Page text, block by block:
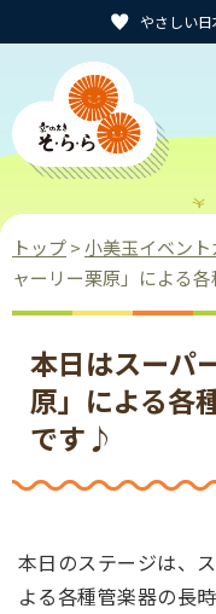
やさしい
トップ> 小美玉イベン
ャーリー栗原」による
本日はスーパ
原」による各
です♪
本日のステージは、
よる各種管楽器の長